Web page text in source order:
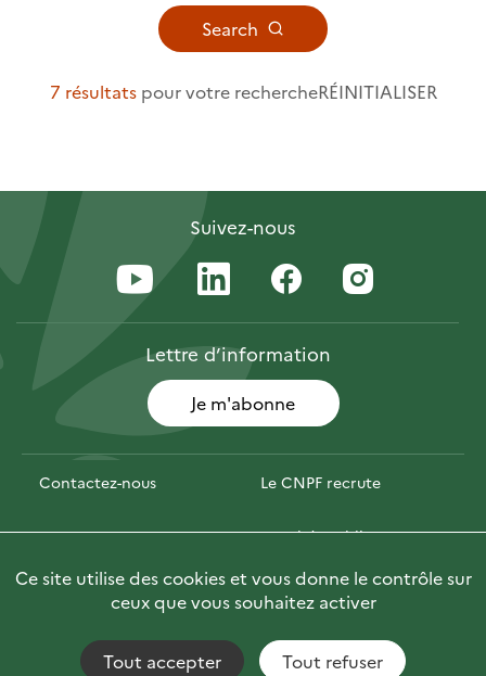
Search
7 résultatspour votre rechercheRÉINITIALISER
Suivez-nous
Lettred’information
Je m'abonne
Contactez-nous Le CNPF recrute
Espace presse Marchés publics
PhotoFor Briefly in English
Accessibilité : non conforme Fils RSS
Ce site utilise des cookies et vous donne le contrôle sur
ceux que vous souhaitez activer
Tout accepter Tout refuser